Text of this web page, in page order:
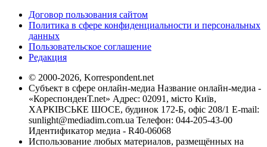
Договор пользования сайтом
Политика в сфере конфиденциальности и персональных
данных
Пользовательское соглашение
Редакция
© 2000-2026, Korrespondent.net
Субъект в сфере онлайн-медиа Название онлайн-медиа -
«КореспонденТ.net» Адрес: 02091, місто Київ,
ХАРКІВСЬКЕ ШОСЕ, будинок 172-Б, офіс 208/1 E-mail:
sunlight@mediadim.com.ua Телефон: 044-205-43-00
Идентификатор медиа - R40-06068
Использование любых материалов, размещённых на